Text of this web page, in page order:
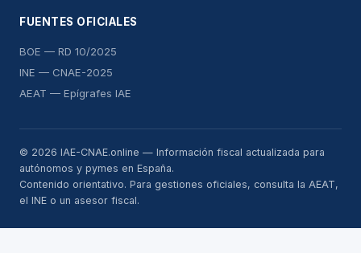
FUENTES OFICIALES
BOE — RD 10/2025
INE — CNAE-2025
AEAT — Epígrafes IAE
© 2026 IAE-CNAE.online — Información fiscal actualizada para
autónomos y pymes en España.
Contenido orientativo. Para gestiones oficiales, consulta la AEAT,
el INE o un asesor fiscal.